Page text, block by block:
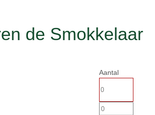
de Smokkelaar
Aantal